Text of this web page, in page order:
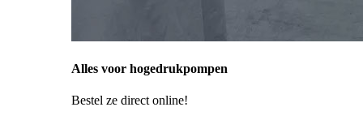
Alles voor hogedrukpompen
Bestel ze direct online!